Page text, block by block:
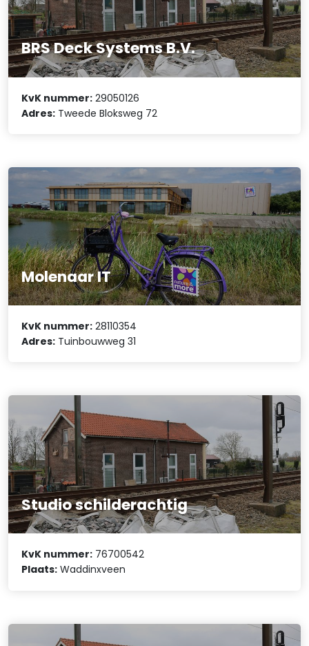
BRS Deck Systems B.V.
KvK nummer: 29050126
Adres: Tweede Bloksweg 72
Molenaar IT
KvK nummer: 28110354
Adres: Tuinbouwweg 31
Studio schilderachtig
KvK nummer: 76700542
Plaats: Waddinxveen